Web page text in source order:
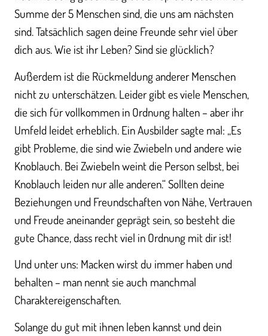
Summe der 5 Menschen sind, die uns am nächsten
sind. Tatsächlich sagen deine Freunde sehr viel über
dich aus. Wie ist ihr Leben? Sind sie glücklich?
Außerdem ist die Rückmeldung anderer Menschen
nicht zu unterschätzen. Leider gibt es viele Menschen,
die sich für vollkommen in Ordnung halten – aber ihr
Umfeld leidet erheblich. Ein Ausbilder sagte mal: „Es
gibt Probleme, die sind wie Zwiebeln und andere wie
Knoblauch. Bei Zwiebeln weint die Person selbst, bei
Knoblauch leiden nur alle anderen.“ Sollten deine
Beziehungen und Freundschaften von Nähe, Vertrauen
und Freude aneinander geprägt sein, so besteht die
gute Chance, dass recht viel in Ordnung mit dir ist!
Und unter uns: Macken wirst du immer haben und
behalten – man nennt sie auch manchmal
Charaktereigenschaften.
Solange du gut mit ihnen leben kannst und dein